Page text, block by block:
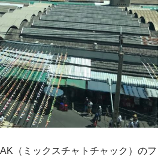
（ミックスチャトチャック）のフ